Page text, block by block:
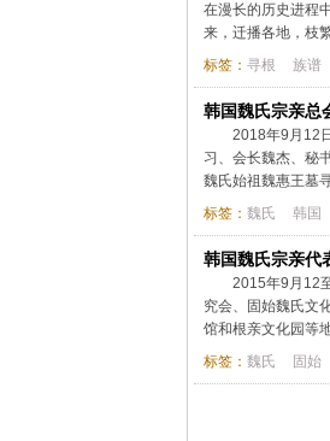
在漫长的历史进程
来，迁播各地，枝
标签： 寻根 族谱
韩国魏氏宗亲总
2018年9月12
习、会长魏杰、秘
魏氏始祖魏惠王墓
标签： 魏氏 韩国
韩国魏氏宗亲代
2015年9月12
究会、固始魏氏文
馆和根亲文化园等
标签： 魏氏 固始